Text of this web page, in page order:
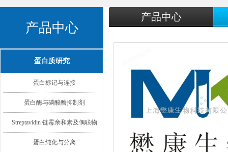
产品中心
蛋白质研究
蛋白标记与连接
蛋白酶与磷酸酶抑制剂
Streptavidin 链霉亲和素及偶联物
蛋白纯化与分离
产品中心